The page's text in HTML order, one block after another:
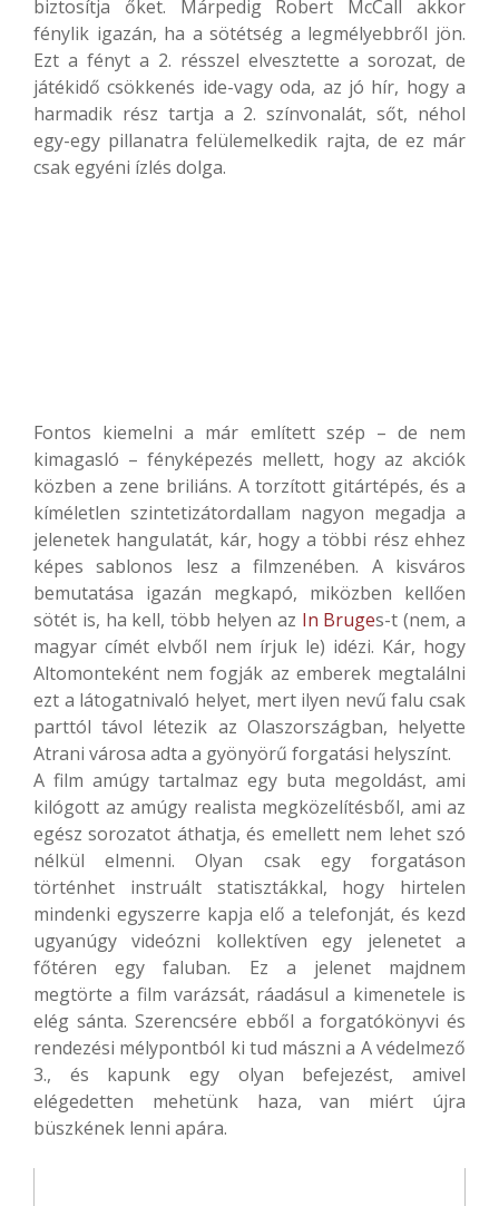
biztosítja őket. Márpedig Robert McCall akkor
fénylik igazán, ha a sötétség a legmélyebbről jön.
Ezt a fényt a 2. résszel elvesztette a sorozat, de
játékidő csökkenés ide-vagy oda, az jó hír, hogy a
harmadik rész tartja a 2. színvonalát, sőt, néhol
egy-egy pillanatra felülemelkedik rajta, de ez már
csak egyéni ízlés dolga.
Fontos kiemelni a már említett szép – de nem
kimagasló – fényképezés mellett, hogy az akciók
közben a zene briliáns. A torzított gitártépés, és a
kíméletlen szintetizátordallam nagyon megadja a
jelenetek hangulatát, kár, hogy a többi rész ehhez
képes sablonos lesz a filmzenében. A kisváros
bemutatása igazán megkapó, miközben kellően
sötét is, ha kell, több helyen az In Bruges-t (nem, a
magyar címét elvből nem írjuk le) idézi. Kár, hogy
Altomonteként nem fogják az emberek megtalálni
ezt a látogatnivaló helyet, mert ilyen nevű falu csak
parttól távol létezik az Olaszországban, helyette
Atrani városa adta a gyönyörű forgatási helyszínt.
A film amúgy tartalmaz egy buta megoldást, ami
kilógott az amúgy realista megközelítésből, ami az
egész sorozatot áthatja, és emellett nem lehet szó
nélkül elmenni. Olyan csak egy forgatáson
történhet instruált statisztákkal, hogy hirtelen
mindenki egyszerre kapja elő a telefonját, és kezd
ugyanúgy videózni kollektíven egy jelenetet a
főtéren egy faluban. Ez a jelenet majdnem
megtörte a film varázsát, ráadásul a kimenetele is
elég sánta. Szerencsére ebből a forgatókönyvi és
rendezési mélypontból ki tud mászni a A védelmező
3., és kapunk egy olyan befejezést, amivel
elégedetten mehetünk haza, van miért újra
büszkének lenni apára.